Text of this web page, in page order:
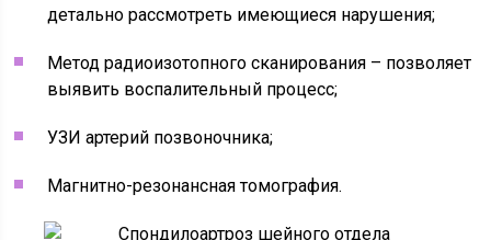
детально рассмотреть имеющиеся нарушения;
Метод радиоизотопного сканирования – позволяет
выявить воспалительный процесс;
УЗИ артерий позвоночника;
Магнитно-резонансная томография.